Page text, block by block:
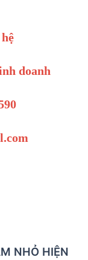
doanh
NHỎ HIỆN